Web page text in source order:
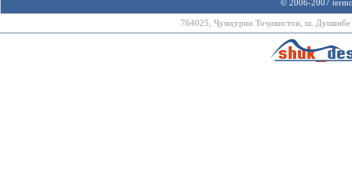
© 2006-2007
764025, Ҷумҳурии Тоҷикистон, ш.